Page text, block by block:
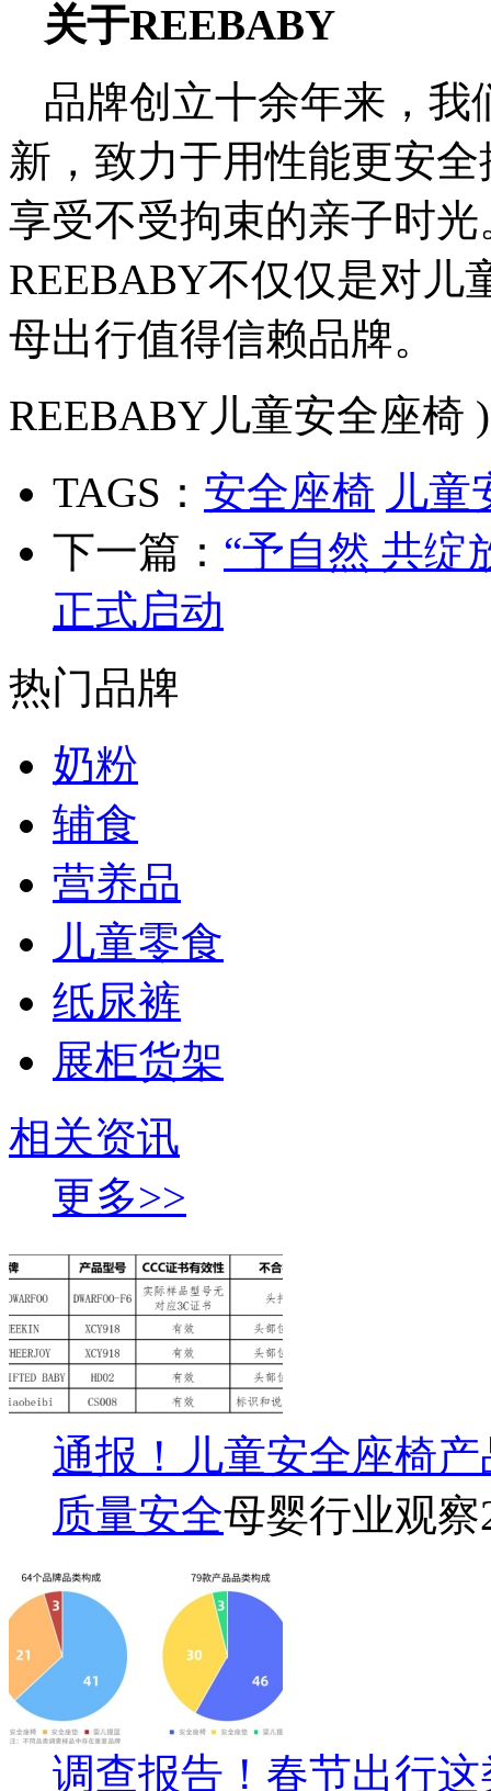
关于REEBABY
品牌创立十余年来，
新，致力于用性能更安
享受不受拘束的亲子时
REEBABY不仅仅是对儿
母出行值得信赖品牌。
REEBABY儿童安全座椅 )
TAGS： 安全座椅 儿童
下一篇： “予自然 共绽
正式启动
热门品牌
奶粉
辅食
营养品
儿童零食
纸尿裤
展柜货架
相关资讯
更多>>
通报！儿童安全座椅
质量安全母婴行业观察
调查报告！春节出行